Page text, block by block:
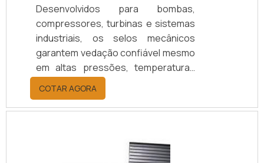
Desenvolvidos para bombas,
compressores, turbinas e sistemas
industriais, os selos mecânicos
garantem vedação confiável mesmo
em altas pressões, temperaturas
elevadas e fluidos agressivos.
Oferecem redução de vazamentos,
maior durabilidade e eficiência
custo de manutenção e maior
segurança. Com 25 anos de
COTAR AGORA